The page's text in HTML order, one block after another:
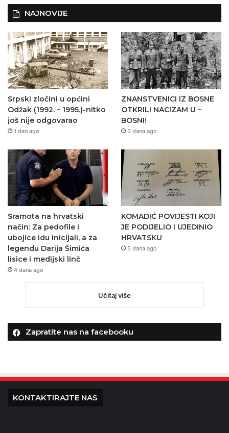
NAJNOVIJE
Srpski zločini u općini
Odžak (1992. – 1995.)-nitko
još nije odgovarao
1 dan ago
ZNANSTVENICI IZ BOSNE
OTKRILI NACIZAM U –
BOSNI!
3 dana ago
Sramota na hrvatski
način: Za pedofile i
ubojice idu inicijali, a za
legendu Darija Šimića
lisice i medijski linč
4 dana ago
KOMADIĆ POVIJESTI KOJI
JE PODIJELIO I UJEDINIO
HRVATSKU
5 dana ago
Učitaj više
Zapratite nas na facebooku
KONTAKTIRAJTE NAS